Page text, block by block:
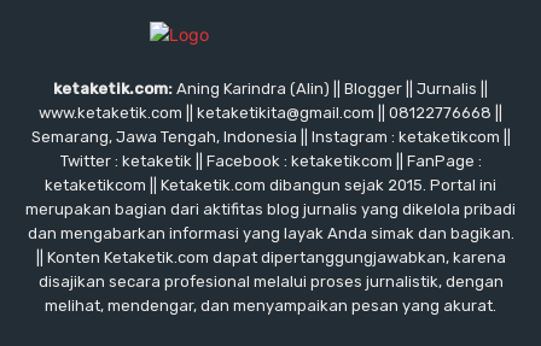
ketaketik.com: Aning Karindra (Alin) || Blogger || Jurnalis ||
www.ketaketik.com || ketaketikita@gmail.com || 08122776668 ||
Semarang, Jawa Tengah, Indonesia || Instagram : ketaketikcom ||
Twitter : ketaketik || Facebook : ketaketikcom || FanPage :
ketaketikcom || Ketaketik.com dibangun sejak 2015. Portal ini
merupakan bagian dari aktifitas blog jurnalis yang dikelola pribadi
dan mengabarkan informasi yang layak Anda simak dan bagikan.
|| Konten Ketaketik.com dapat dipertanggungjawabkan, karena
disajikan secara profesional melalui proses jurnalistik, dengan
melihat, mendengar, dan menyampaikan pesan yang akurat.